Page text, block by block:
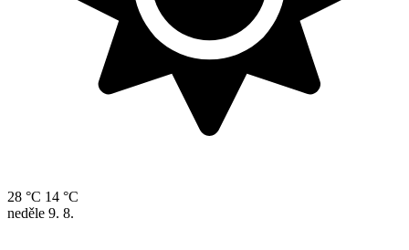
28 °C 14 °C
neděle 9. 8.